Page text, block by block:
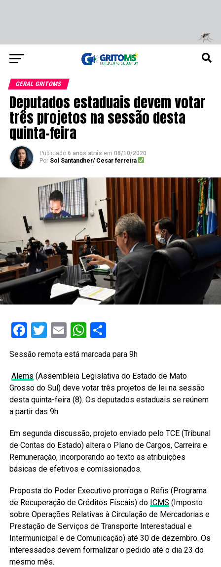
GERAL GRITOMS
Deputados estaduais devem votar
três projetos na sessão desta
quinta-feira
Publicado 6 anos atrás em 08/10/2020
Por Sol Santandher/ Cesar ferreira
Facebook
Twitter
EmailWhatsApp
Share
Sessão remota está marcada para 9h
Alems (Assembleia Legislativa do Estado de Mato
Grosso do Sul) deve votar três projetos de lei na sessão
desta quinta-feira (8). Os deputados estaduais se reúnem
a partir das 9h.
Em segunda discussão, projeto enviado pelo TCE (Tribunal
de Contas do Estado) altera o Plano de Cargos, Carreira e
Remuneração, incorporando ao texto as atribuições
básicas de efetivos e comissionados.
Proposta do Poder Executivo prorroga o Refis (Programa
de Recuperação de Créditos Fiscais) do ICMS (Imposto
sobre Operações Relativas à Circulação de Mercadorias e
Prestação de Serviços de Transporte Interestadual e
Intermunicipal e de Comunicação) até 30 de dezembro. Os
interessados devem formalizar o pedido até o dia 23 do
mesmo mês.